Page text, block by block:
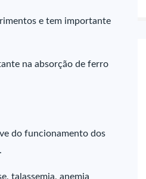
e tem importante
na absorção de ferro
do funcionamento dos
talassemia, anemia